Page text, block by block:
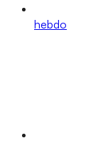
hebdo